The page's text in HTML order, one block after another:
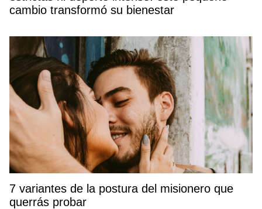
cambio transformó su bienestar
7 variantes de la postura del misionero que
querrás probar